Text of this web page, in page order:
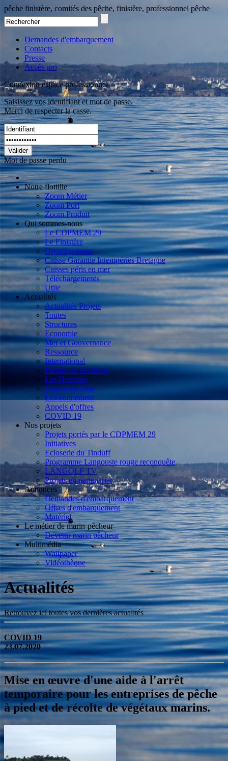
pêche finistère, comités des pêche, finistère, professionnel pêche
Demandes d'embarquement
Contacts
Presse
Accès pro
Connexion espace professionnel
Saisissez vos identifiant et mot de passe.
Merci de respecter la casse.
Valider
Mot de passe perdu
Notre flottille
Zoom Métier
Zoom Port
Zoom Produit
Qui sommes-nous
Le CDPMEM 29
Le Finistère
Organigramme
Caisse Garantie Intempéries Bretagne
Caisses péris en mer
Téléchargements
Utile
Actualités
Actualités Projets
Toutes
Structures
Economie
Mer et Gouvernance
Ressource
International
Paroles de pêcheurs
Les Hommes
Qualité de l'eau
Environnement
Appels d'offres
COVID 19
Nos projets
Projets portés par le CDPMEM 29
Initiatives
Ecloserie du Tinduff
Programme Langouste rouge reconquête
LANGOLF TV
Projets en partenariat
Annonces
Demandes d'embarquement
Offres d'embarquement
Matériel
Le métier de marin-pêcheur
Devenir marin pêcheur
Multimédia
Wallpaper
Vidéothèque
Actualités
Retrouvez ici toutes vos dernières actualités
COVID 19
23.07.2020
Mise en œuvre d'une aide à l'arrêt
temporaire pour les entreprises de pêche
à pied et de récolte de végétaux marins.